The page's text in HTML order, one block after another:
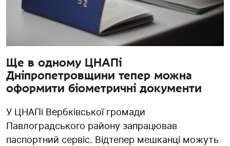
Ще в одному ЦНАПі
Дніпропетровщини тепер можна
оформити біометричні документи
У ЦНАПі Вербківської громади
Павлоградського району запрацював
паспортний сервіс. Відтепер мешканці можуть